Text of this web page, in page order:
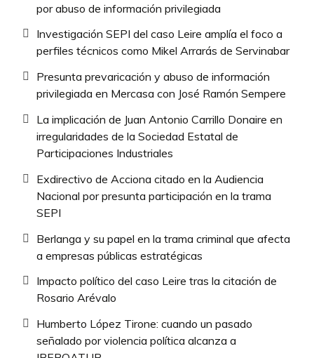
por abuso de información privilegiada
Investigación SEPI del caso Leire amplía el foco a
perfiles técnicos como Mikel Arrarás de Servinabar
Presunta prevaricación y abuso de información
privilegiada en Mercasa con José Ramón Sempere
La implicación de Juan Antonio Carrillo Donaire en
irregularidades de la Sociedad Estatal de
Participaciones Industriales
Exdirectivo de Acciona citado en la Audiencia
Nacional por presunta participación en la trama
SEPI
Berlanga y su papel en la trama criminal que afecta
a empresas públicas estratégicas
Impacto político del caso Leire tras la citación de
Rosario Arévalo
Humberto López Tirone: cuando un pasado
señalado por violencia política alcanza a